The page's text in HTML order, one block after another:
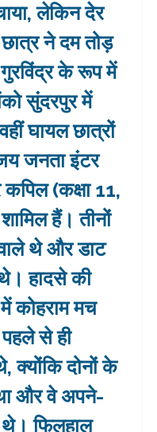
लेकिन देर
ने दम तोड़
के रूप में
सुंदरपुर में
घायल छात्रों
जनता इंटर
(कक्षा 11,
हैं। तीनों
थे और डाट
थे। हादसे की
कोहराम मच
से ही
क्योंकि दोनों के
और वे अपने-
फिलहाल